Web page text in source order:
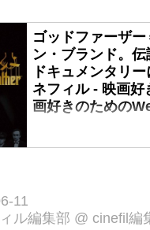
ゴッドファーザー
ン・ブランド。
ドキュメンタリ
ネフィル - 映画好
画好きのための
死してなお伝説化
ン・ブランド。
伝説の俳優マーロン
11
ル編集部 @ cinefil編